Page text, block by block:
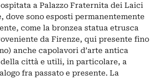
a Palazzo Fraternita dei Laici
dove sono esposti permanentemente
come la bronzea statua etrusca
da Firenze, qui presente fino
anche capolavori d’arte antica
città e utili, in particolare, a
fra passato e presente. La